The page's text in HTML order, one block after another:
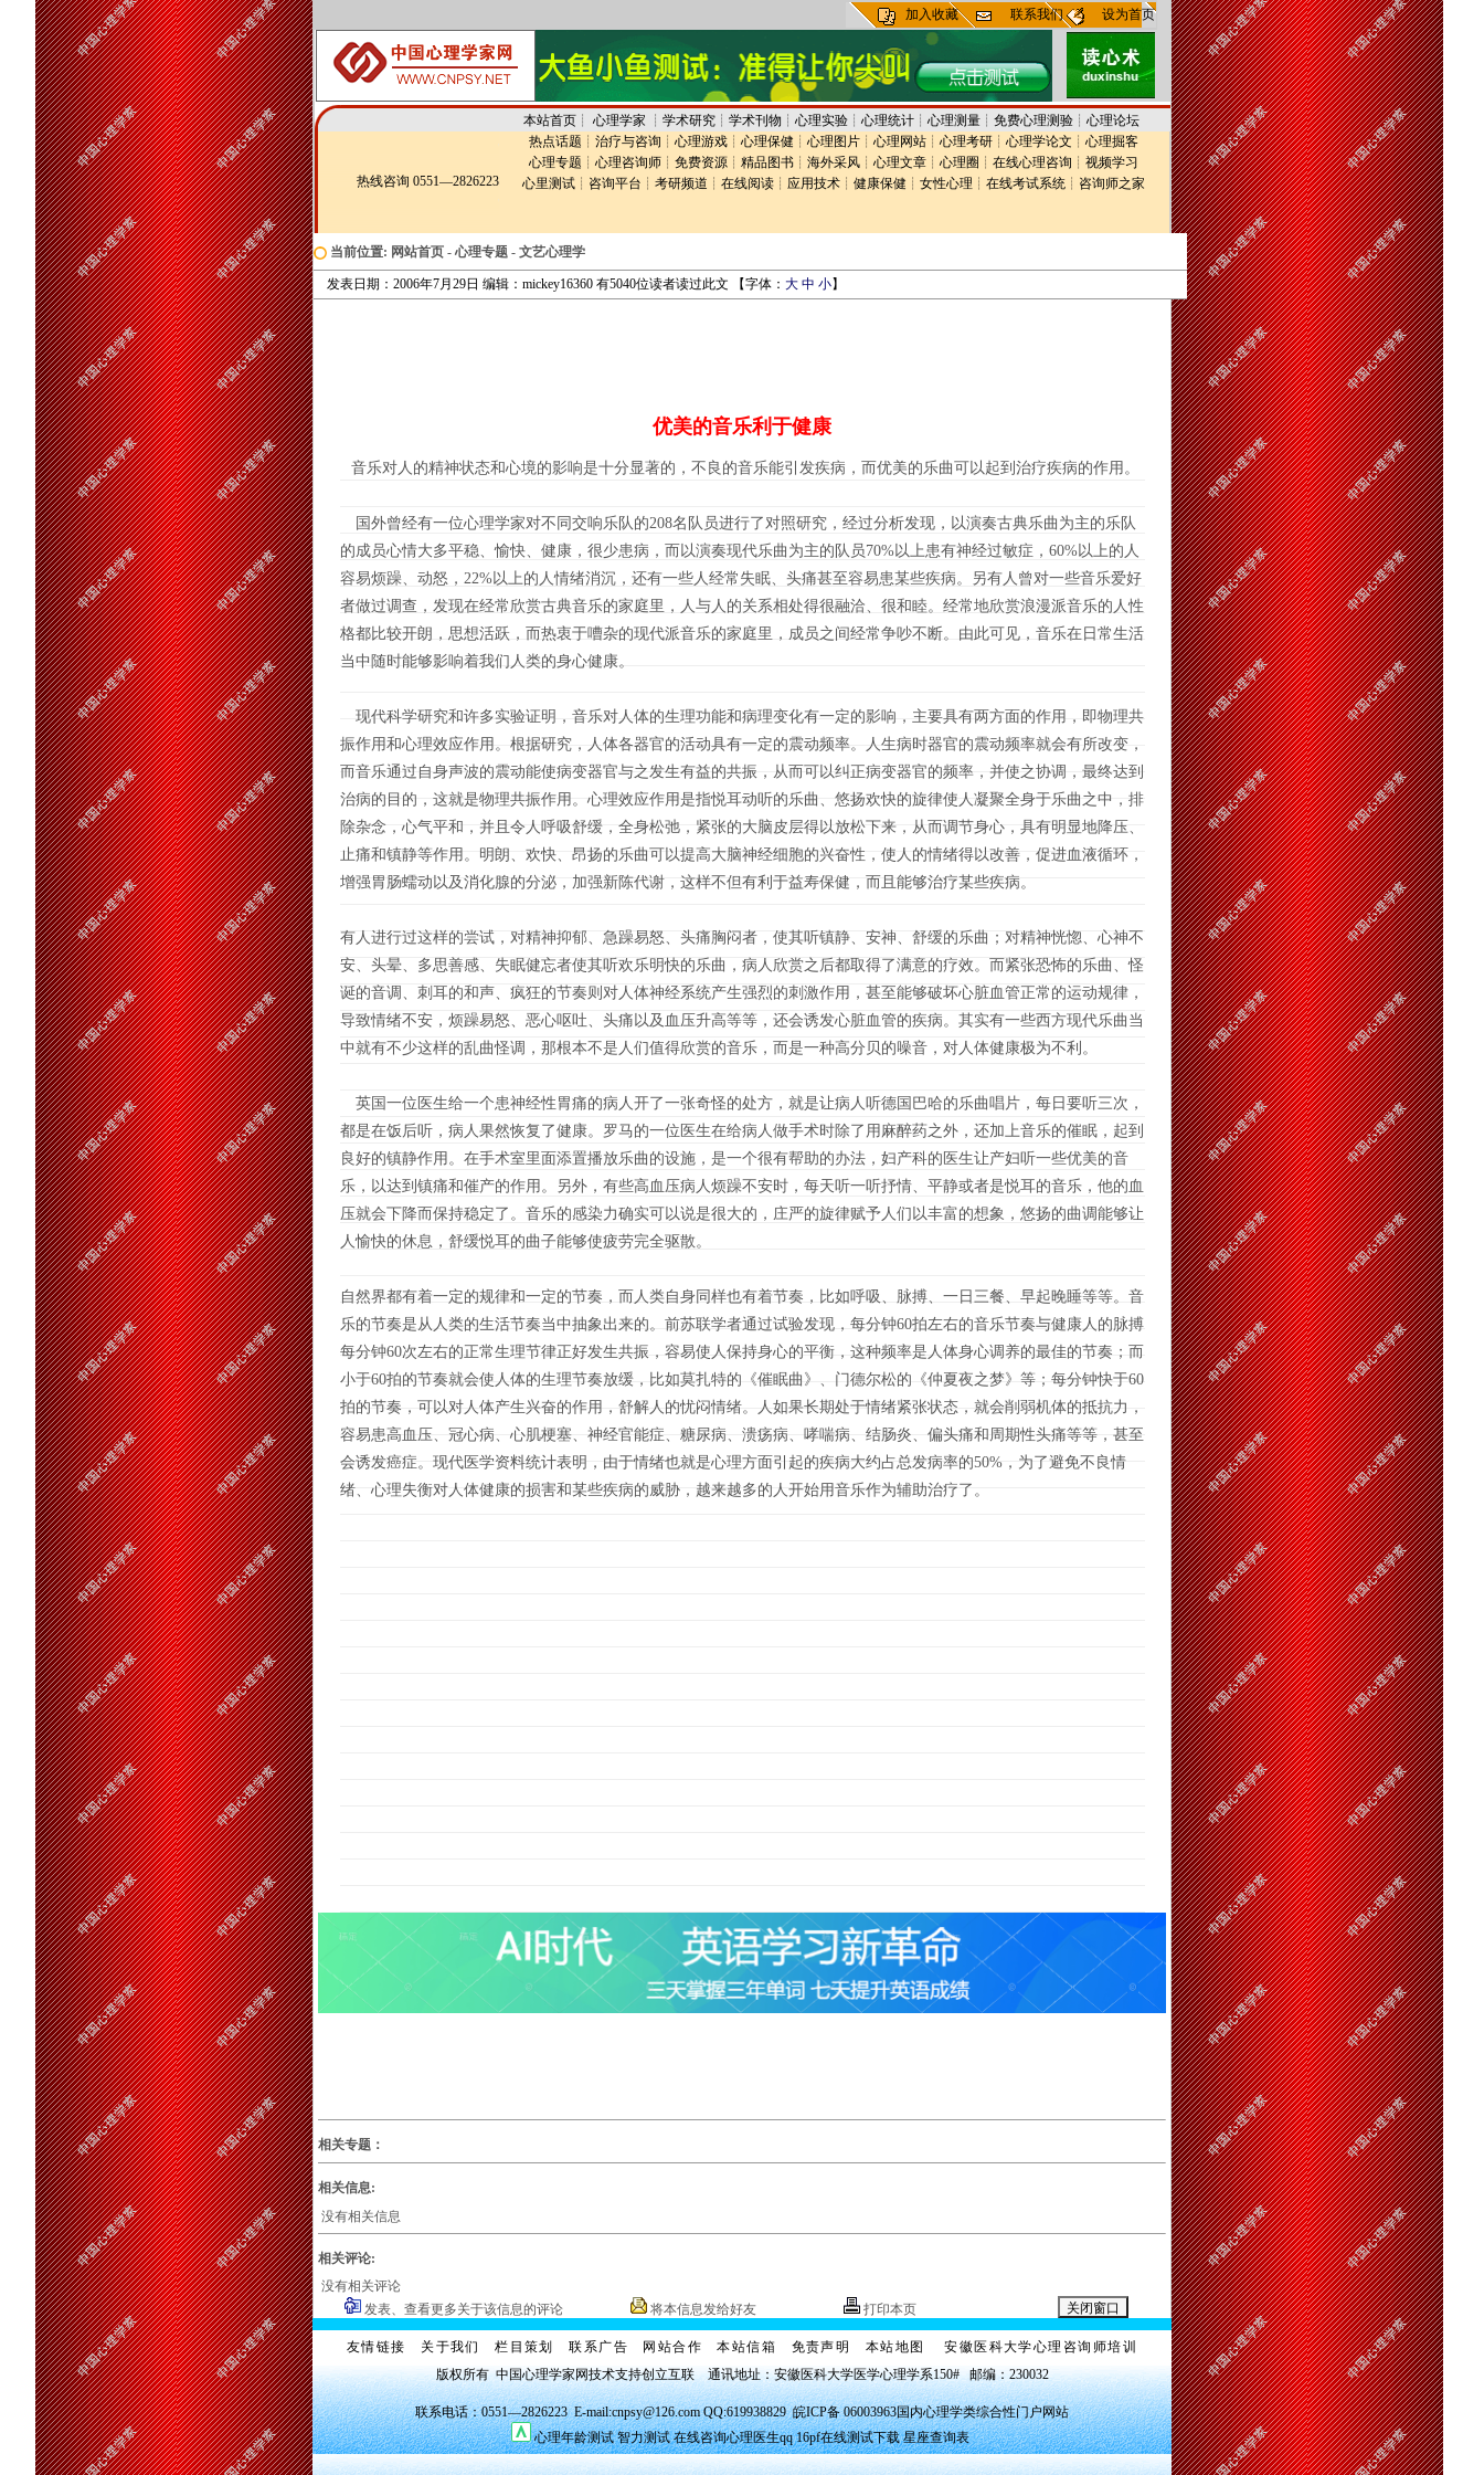
加入收藏 联系我们 设为首页
本站首页┊ 心理学家 ┊ 学术研究┊ 学术刊物 ┊ 心理实验┊ 心理统计┊ 心理测量┊ 免费心理测验┊ 心理论坛
热线咨询 0551—2826223
热点话题 ┊ 治疗与咨询 ┊ 心理游戏 ┊ 心理保健 ┊ 心理图片 ┊ 心理网站 ┊ 心理考研 ┊ 心理学论文 ┊ 心理掘客
心理专题 ┊ 心理咨询师 ┊ 免费资源 ┊ 精品图书 ┊ 海外采风 ┊ 心理文章 ┊ 心理圈 ┊ 在线心理咨询 ┊ 视频学习
心里测试 ┊ 咨询平台 ┊ 考研频道 ┊ 在线阅读 ┊ 应用技术 ┊ 健康保健 ┊ 女性心理 ┊ 在线考试系统 ┊ 咨询师之家
当前位置: 网站首页 - 心理专题 - 文艺心理学
发表日期：2006年7月29日 编辑：mickey16360 有5040位读者读过此文 【字体： 大 中 小】
优美的音乐利于健康
音乐对人的精神状态和心境的影响是十分显著的，不良的音乐能引发疾病，而优美的乐曲可以起到治疗疾病的作用。
国外曾经有一位心理学家对不同交响乐队的208名队员进行了对照研究，经过分析发现，以演奏古典乐曲为主的乐队
的成员心情大多平稳、愉快、健康，很少患病，而以演奏现代乐曲为主的队员70%以上患有神经过敏症，60%以上的人
容易烦躁、动怒，22%以上的人情绪消沉，还有一些人经常失眠、头痛甚至容易患某些疾病。另有人曾对一些音乐爱好
者做过调查，发现在经常欣赏古典音乐的家庭里，人与人的关系相处得很融洽、很和睦。经常地欣赏浪漫派音乐的人性
格都比较开朗，思想活跃，而热衷于嘈杂的现代派音乐的家庭里，成员之间经常争吵不断。由此可见，音乐在日常生活
当中随时能够影响着我们人类的身心健康。
现代科学研究和许多实验证明，音乐对人体的生理功能和病理变化有一定的影响，主要具有两方面的作用，即物理共
振作用和心理效应作用。根据研究，人体各器官的活动具有一定的震动频率。人生病时器官的震动频率就会有所改变，
而音乐通过自身声波的震动能使病变器官与之发生有益的共振，从而可以纠正病变器官的频率，并使之协调，最终达到
治病的目的，这就是物理共振作用。心理效应作用是指悦耳动听的乐曲、悠扬欢快的旋律使人凝聚全身于乐曲之中，排
除杂念，心气平和，并且令人呼吸舒缓，全身松弛，紧张的大脑皮层得以放松下来，从而调节身心，具有明显地降压、
止痛和镇静等作用。明朗、欢快、昂扬的乐曲可以提高大脑神经细胞的兴奋性，使人的情绪得以改善，促进血液循环，
增强胃肠蠕动以及消化腺的分泌，加强新陈代谢，这样不但有利于益寿保健，而且能够治疗某些疾病。
有人进行过这样的尝试，对精神抑郁、急躁易怒、头痛胸闷者，使其听镇静、安神、舒缓的乐曲；对精神恍惚、心神不
安、头晕、多思善感、失眠健忘者使其听欢乐明快的乐曲，病人欣赏之后都取得了满意的疗效。而紧张恐怖的乐曲、怪
诞的音调、刺耳的和声、疯狂的节奏则对人体神经系统产生强烈的刺激作用，甚至能够破坏心脏血管正常的运动规律，
导致情绪不安，烦躁易怒、恶心呕吐、头痛以及血压升高等等，还会诱发心脏血管的疾病。其实有一些西方现代乐曲当
中就有不少这样的乱曲怪调，那根本不是人们值得欣赏的音乐，而是一种高分贝的噪音，对人体健康极为不利。
英国一位医生给一个患神经性胃痛的病人开了一张奇怪的处方，就是让病人听德国巴哈的乐曲唱片，每日要听三次，
都是在饭后听，病人果然恢复了健康。罗马的一位医生在给病人做手术时除了用麻醉药之外，还加上音乐的催眠，起到
良好的镇静作用。在手术室里面添置播放乐曲的设施，是一个很有帮助的办法，妇产科的医生让产妇听一些优美的音
乐，以达到镇痛和催产的作用。另外，有些高血压病人烦躁不安时，每天听一听抒情、平静或者是悦耳的音乐，他的血
压就会下降而保持稳定了。音乐的感染力确实可以说是很大的，庄严的旋律赋予人们以丰富的想象，悠扬的曲调能够让
人愉快的休息，舒缓悦耳的曲子能够使疲劳完全驱散。
自然界都有着一定的规律和一定的节奏，而人类自身同样也有着节奏，比如呼吸、脉搏、一日三餐、早起晚睡等等。音
乐的节奏是从人类的生活节奏当中抽象出来的。前苏联学者通过试验发现，每分钟60拍左右的音乐节奏与健康人的脉搏
每分钟60次左右的正常生理节律正好发生共振，容易使人保持身心的平衡，这种频率是人体身心调养的最佳的节奏；而
小于60拍的节奏就会使人体的生理节奏放缓，比如莫扎特的《催眠曲》、门德尔松的《仲夏夜之梦》等；每分钟快于60
拍的节奏，可以对人体产生兴奋的作用，舒解人的忧闷情绪。人如果长期处于情绪紧张状态，就会削弱机体的抵抗力，
容易患高血压、冠心病、心肌梗塞、神经官能症、糖尿病、溃疡病、哮喘病、结肠炎、偏头痛和周期性头痛等等，甚至
会诱发癌症。现代医学资料统计表明，由于情绪也就是心理方面引起的疾病大约占总发病率的50%，为了避免不良情
绪、心理失衡对人体健康的损害和某些疾病的威胁，越来越多的人开始用音乐作为辅助治疗了。
相关专题：
相关信息:
没有相关信息
相关评论:
没有相关评论
发表、查看更多关于该信息的评论
将本信息发给好友 打印本页
友情链接 关于我们 栏目策划 联系广告 网站合作 本站信箱 免责声明 本站地图
安徽医科大学心理咨询师培训
版权所有 中国心理学家网技术支持创立互联 通讯地址：安徽医科大学医学心理学系150# 邮编：230032
联系电话：0551—2826223 E-mail:cnpsy@126.com QQ:619938829皖ICP备 06003963国内心理学类综合性门户网站
心理年龄测试 智力测试 在线咨询心理医生qq 16pf在线测试下载 星座查询表